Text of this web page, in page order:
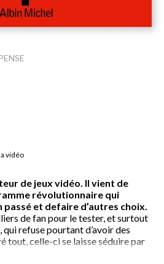
vidéo
de jeux vidéo. Il vient de
révolutionnaire qui
et defaire d’autres choix.
de fan pour le tester, et surtout
qui refuse pourtant d’avoir des
tout, celle-ci se laisse séduire par